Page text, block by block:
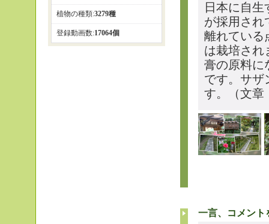
日本に自生
が採用され
離れている
は栽培され
膏の原料に
です。サザ
す。（文章
一言、コメント
植物の種類:3279種
登録動画数:17064個